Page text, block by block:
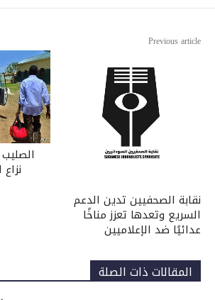
Previous article
نقابة الصحفيين تدين الدعم
السريع وتعدها تعزز مناخًا
عدائيًا ضد الإعلاميين
المقالات ذات الصلة